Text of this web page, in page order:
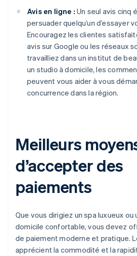
Avis en ligne : Un seul avis cinq
persuader quelqu’un d’essayer
Encouragez les clientes
avis sur Google ou les réseaux
travailliez dans un institut de
un studio à domicile, les
peuvent vous aider à vous
concurrence dans la région.
Meilleurs
d’accepter des
paiements
Que vous dirigiez un spa luxueux ou
domicile confortable, vous devez
de paiement moderne et pratique.
apprécient la commodité et la